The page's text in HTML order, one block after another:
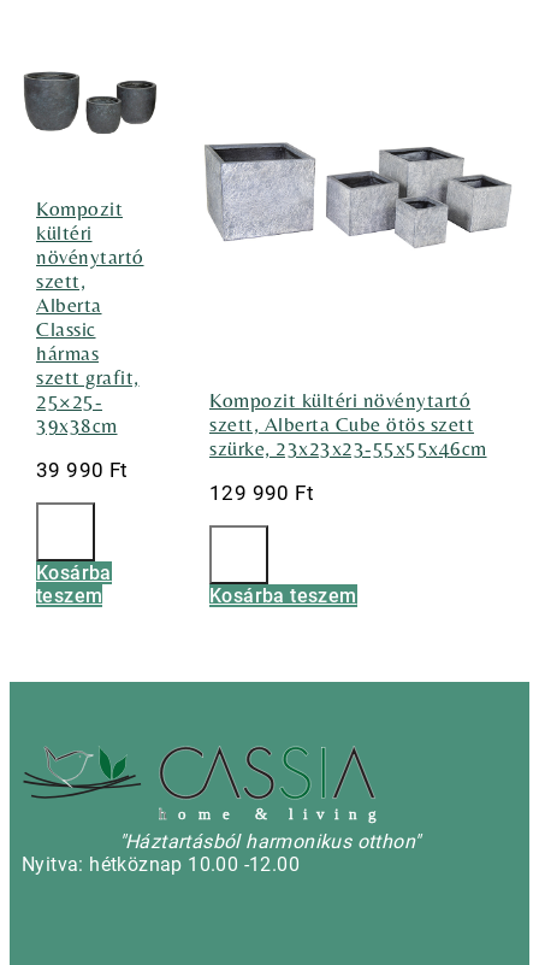
Kompozit
kültéri
növénytartó
szett,
Alberta
Classic
hármas
szett grafit,
25×25-
39x38cm
39 990 Ft
Kosárba
teszem
Kompozit kültéri növénytartó
szett, Alberta Cube ötös szett
szürke, 23x23x23-55x55x46cm
129 990 Ft
Kosárba teszem
h o m e & l i v i n g
"Háztartásból harmonikus otthon"
Nyitva: hétköznap 10.00 -12.00